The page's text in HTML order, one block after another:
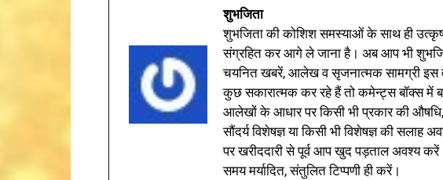
शुभजिता
शुभजिता की कोशिश समस्याओं के साथ ही
संग्रहित कर आगे ले जाना है। अब आप भी
चयनित खबरें, आलेख व सृजनात्मक सामग्री इस
कुछ सकारात्मक कर रहे हैं तो कमेन्ट्स बॉक्स में
आलेखों के आधार पर किसी भी प्रकार की
सौंदर्य विशेषज्ञ या किसी भी विशेषज्ञ की
पर खरीददारी से पूर्व आप खुद पड़ताल अवश्य
समय मर्यादित, संतुलित टिप्पणी ही करें।